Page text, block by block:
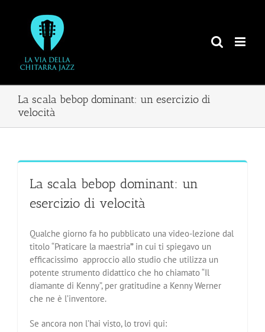
contenuto
La scala bebop dominant: un esercizio di
velocità
La scala bebop dominant: un
esercizio di velocità
Qualche giorno fa ho pubblicato una video-lezione dal
titolo “Praticare la maestria” in cui ti spiegavo un
efficacissimo approccio allo studio che utilizza un
potente strumento didattico che ho chiamato “Il
diamante di Kenny”, per gratitudine a Kenny Werner
che ne è l’inventore.
Se ancora non l’hai visto, lo trovi qui: